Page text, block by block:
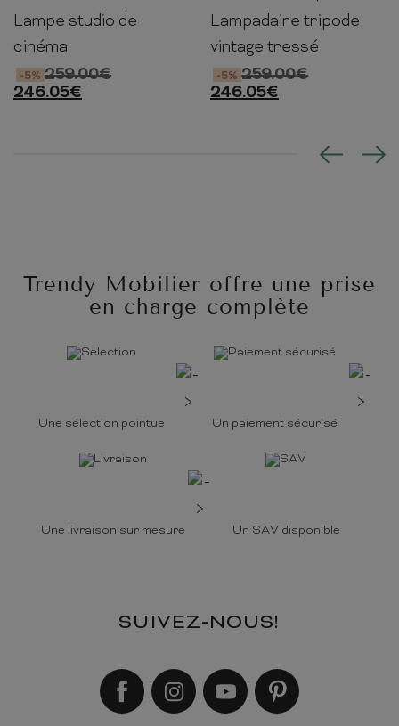
145cm 65cm
Lampe studio de
cinéma
259.00€
-5%
246.05€
141cm 58cm 58cm
Lampadaire tripode
vintage tressé
259.00€
-5%
246.05€
Trendy Mobilier offre une prise
en charge complète
Une sélection pointue Un paiement sécurisé
Une livraison sur mesure Un SAV disponible
SUIVEZ-NOUS!